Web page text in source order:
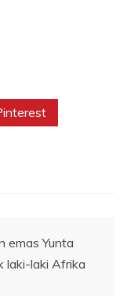
emas Yunta
laki-laki Afrika